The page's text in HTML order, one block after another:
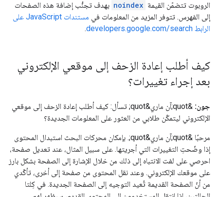
الروبوت تتضمّن القيمة noindex بهدف تجنُّب إضافة هذه الصفحات
إلى الفهرس. تتوفر المزيد من المعلومات في
مستندات JavaScript على
الرابط developers.google.com/search
.
كيف أطلب إعادة الزحف إلى موقعي الإلكتروني
بعد إجراء تغييرات؟
جون:
&quot;آن ماري&quot; تسأل: كيف أطلب إعادة الزحف إلى موقعي
الإلكتروني ليتمكّن طلابي من العثور على المعلومات الجديدة؟
مرحبًا &quot;آن ماري&quot;. بإمكان محركات البحث استبدال المحتوى
إذا وضّحتِ التغييرات التي أجريتها. على سبيل المثال، عند تعديل صفحة،
احرصي على لفت الانتباه إلى ذلك من خلال الإشارة إلى الصفحة بشكل بارز
على موقعك الإلكتروني. وعند نقل المحتوى من صفحة إلى أخرى، تأكّدي
من أنّ الصفحة القديمة تُعيد التوجيه إلى الصفحة الجديدة. في كِلتا